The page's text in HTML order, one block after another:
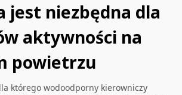
jest niezbędna dla
aktywności na
powietrzu
którego wodoodporny kierowniczy